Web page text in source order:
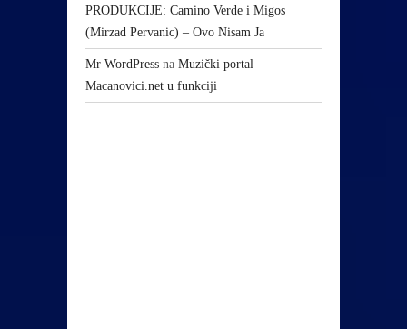
PRODUKCIJE: Camino Verde i Migos
(Mirzad Pervanic) – Ovo Nisam Ja
Mr WordPress na Muzički portal
Macanovici.net u funkciji